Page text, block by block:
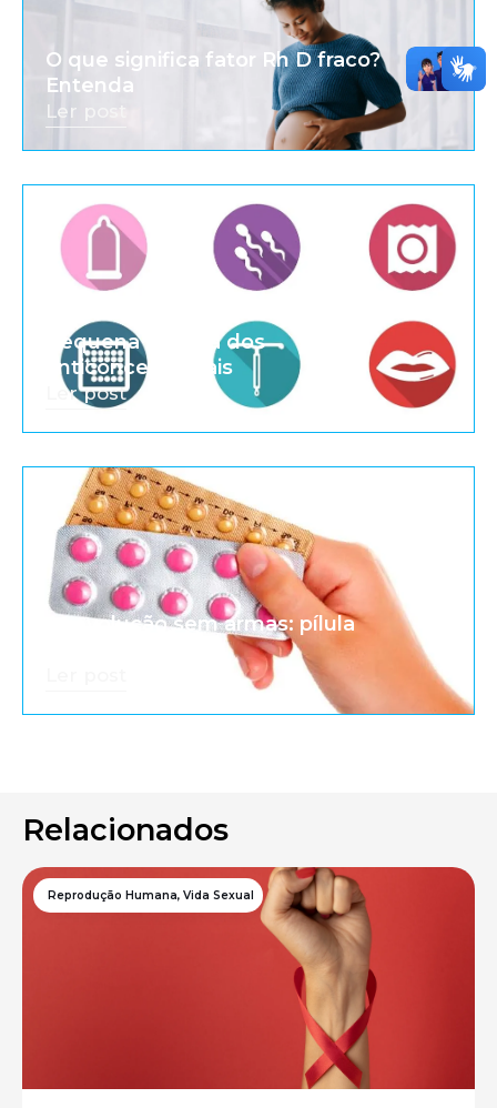
O que significa fator Rh D fraco?
Entenda
Ler post
Pequena história dos
anticoncepcionais
Ler post
A revolução sem armas: pílula
Relacionados
Reprodução Humana, Vida Sexual